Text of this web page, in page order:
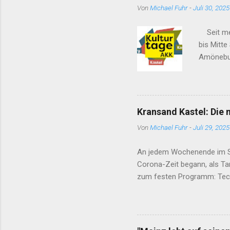
VonMichael Fuhr -Juli 30, 2025
Seit
bis Mitte
Mitte
Kransand Kastel:
VonMichael Fuhr -Juli 29, 2025
An jedem Wochenende im
Corona-Zeit begann, als
zum festen Programm:
es u.a. eine Skating- und